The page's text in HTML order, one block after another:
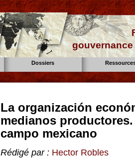
Dossiers
La organización
medianos
campo mexicano
Rédigé par : Hector Robles